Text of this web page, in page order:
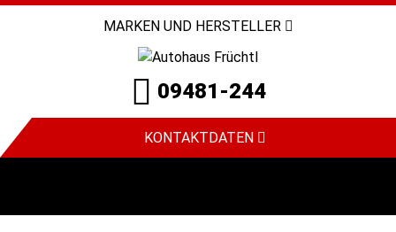
MARKEN UND HERSTELLER
09481-244
KONTAKTDATEN